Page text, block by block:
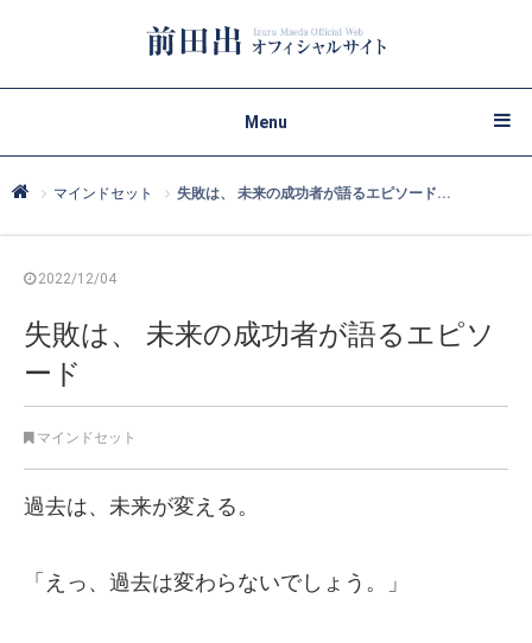
Menu
マインドセット 失敗は、 未来の成功者が語るエピソード...
2022/12/04
失敗は、 未来の成功者が語るエピソ
ード
マインドセット
過去は、未来が変える。
「えっ、過去は変わらないでしょう。」